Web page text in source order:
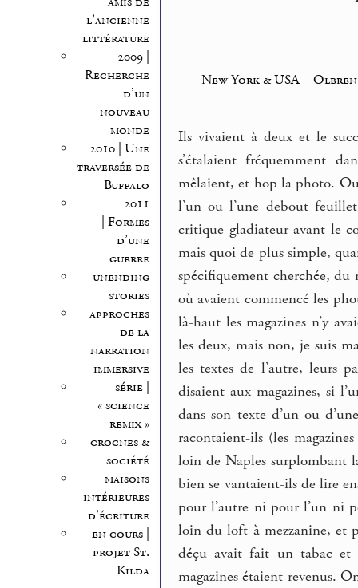
l’ancienne
littérature
2009 |
Recherche
d’un
nouveau
monde
2010 | Une
traversée de
Buffalo
2011
| Formes
d’une
guerre
unending
stories
approches
de la
narration
immersive
série |
« science
remix »
grognes &
société
maisons
intérieures
d’écriture
en cours |
projet St.
Kilda
New York & USA_
Ils vivaient à deux et le
s’étalaient fréquemment
mêlaient, et hop la photo.
l’un ou l’une debout
critique gladiateur avant le
mais quoi de plus simple,
spécifiquement cherchée, du
où avaient commencé les
là-haut les magazines n’y
les deux, mais non, je suis
les textes de l’autre, leurs
disaient aux magazines, si
dans son texte d’un ou
racontaient-ils (les
loin de Naples surplombant
bien se vantaient-ils de lire
pour l’autre ni pour l’un ni
loin du loft à mezzanine, et
déçu avait fait un tabac et
magazines étaient revenus.